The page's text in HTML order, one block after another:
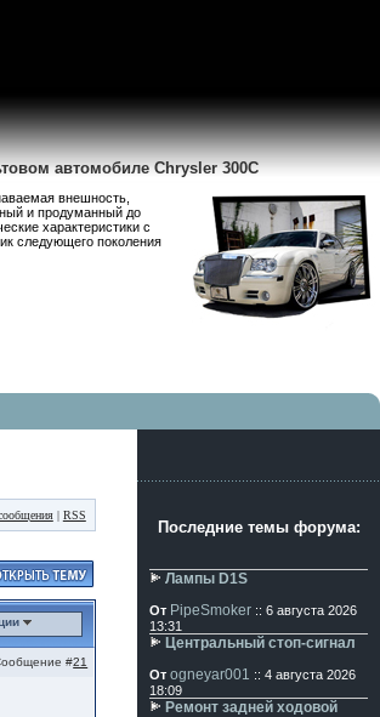
автомобиле Chrysler 300C
внешность,
и продуманный до
характеристики с
следующего поколения
| RSS
#21
Последние темы форума:
Лампы D1S
От PipeSmoker :: 6 августа 2026
13:31
Центральный стоп-сигнал
От ogneyar001 :: 4 августа 2026
18:09
Ремонт задней ходовой